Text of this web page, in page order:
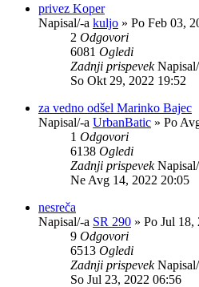
privez Koper
Napisal/-a kuljo » Po Feb 03,
2 Odgovori
6081 Ogledi
Zadnji prispevek
So Okt 29, 2022 19:52
za vedno odšel Marinko Bajec
Napisal/-a UrbanBatic » Po
1 Odgovori
6138 Ogledi
Zadnji prispevek
Ne Avg 14, 2022 20:05
nesreča
Napisal/-a SR 290 » Po Jul 18,
9 Odgovori
6513 Ogledi
Zadnji prispevek
So Jul 23, 2022 06:56